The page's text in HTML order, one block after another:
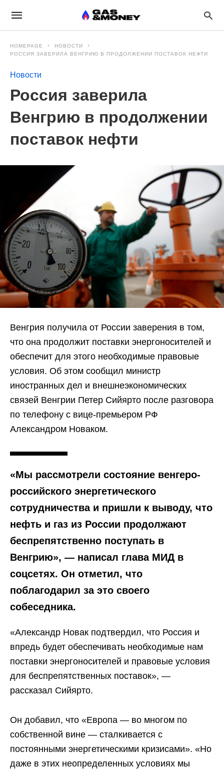
HOMEPAGE
НОВОСТИ
РОССИЯ ЗАВЕРИЛА ВЕНГРИЮ В ПРОДОЛЖЕНИИ ПОСТАВОК НЕФТИ
Новости
Россия заверила
Венгрию в продолжении
поставок нефти
Венгрия получила от России заверения в том,
что она продолжит поставки энергоносителей и
обеспечит для этого необходимые правовые
условия. Об этом сообщил министр
иностранных дел и внешнеэкономических
связей Венгрии Петер Сийярто после разговора
по телефону с вице-премьером РФ
Александром Новаком.
«Мы рассмотрели состояние венгеро-
российского энергетического
сотрудничества и пришли к выводу, что
нефть и газ из России продолжают
беспрепятственно поступать в
Венгрию», — написал глава МИД в
соцсетях. Он отметил, что
поблагодарил за это своего
собеседника.
«Александр Новак подтвердил, что Россия и
впредь будет обеспечивать необходимые нам
поставки энергоносителей и правовые условия
для беспрепятственных поставок», —
рассказал Сийярто.
Он добавил, что «Европа — во многом по
собственной вине — сталкивается с
постоянными энергетическими кризисами». «Но
даже в этих неопределенных условиях мы